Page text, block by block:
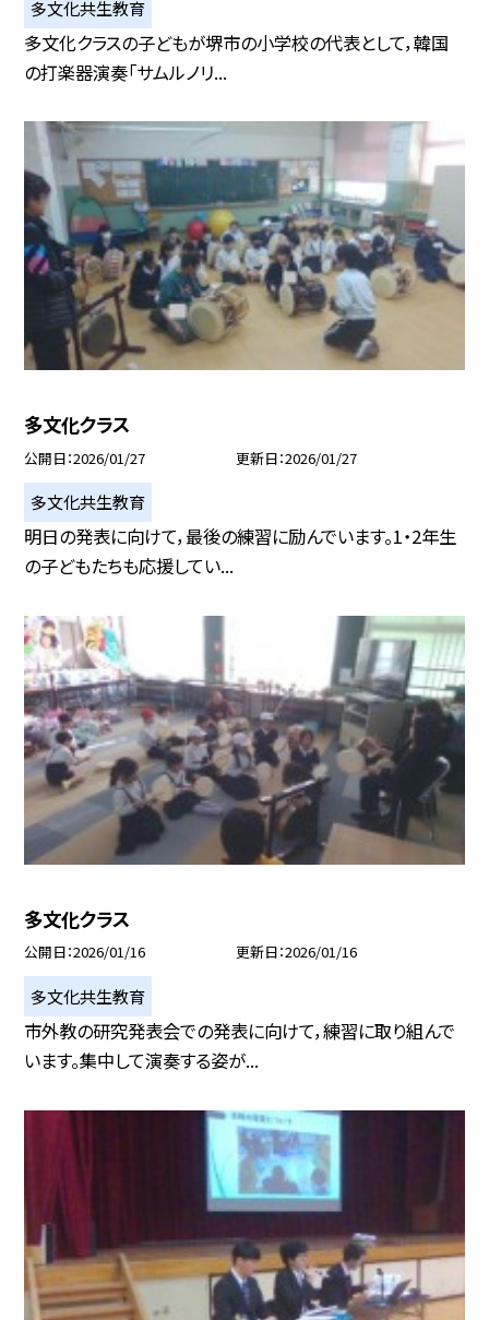
多文化共生教育
多文化クラスの子どもが堺市の小学校の代表として，韓国
の打楽器演奏「サムルノリ...
多文化クラス
公開日 2026/01/27 更新日 2026/01/27
多文化共生教育
明日の発表に向けて，最後の練習に励んでいます。1・2年生
の子どもたちも応援してい...
多文化クラス
公開日 2026/01/16 更新日 2026/01/16
多文化共生教育
市外教の研究発表会での発表に向けて，練習に取り組んで
います。集中して演奏する姿が...